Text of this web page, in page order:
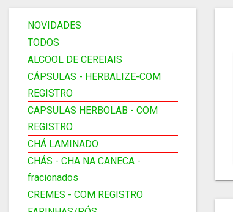
NOVIDADES
TODOS
ALCOOL DE CEREIAIS
CÁPSULAS - HERBALIZE-COM
REGISTRO
CAPSULAS HERBOLAB - COM
REGISTRO
CHÁ LAMINADO
CHÁS - CHA NA CANECA -
fracionados
CREMES - COM REGISTRO